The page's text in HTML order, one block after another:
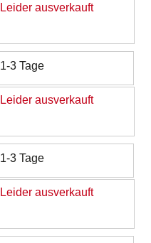
Leider ausverkauft
1-3 Tage
Leider ausverkauft
1-3 Tage
Leider ausverkauft